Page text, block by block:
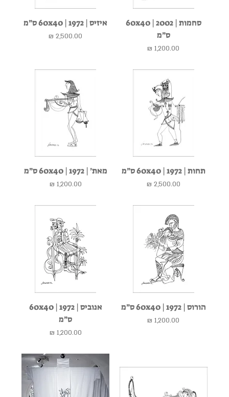
סחמות | 2002 | 60x40
ס״מ
מחיר
איזיס | 1972 | 60x40 ס״מ
מחיר
תחות | 1972 | 60x40 ס״מ
מחיר
מאת׳ | 1972 | 60x40 ס״מ
מחיר
הורוס | 1972 | 60x40 ס״מ
מחיר
אנוביס | 1972 | 60x40
ס״מ
מחיר